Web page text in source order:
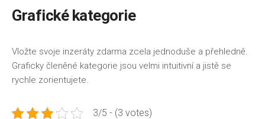
Grafické kategorie
Vložte svoje inzeráty zdarma zcela jednoduše a přehledně.
Graficky členěné kategorie jsou velmi intuitivní a jistě se
rychle zorientujete.
3/5 - (3 votes)